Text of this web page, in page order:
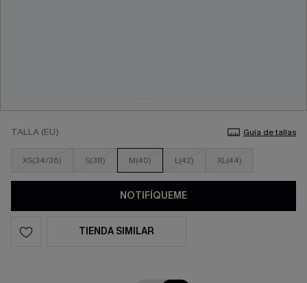
TALLA (EU) Guía de tallas
XS(34/36) S(38) M(40) L(42) XL(44)
NOTIFÍQUEME
TIENDA SIMILAR